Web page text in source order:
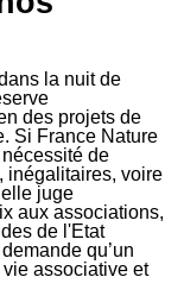
la nuit de
des projets de
Si France Nature
de
inégalitaires, voire
juge
aux associations,
de l'Etat
qu’un
associative et